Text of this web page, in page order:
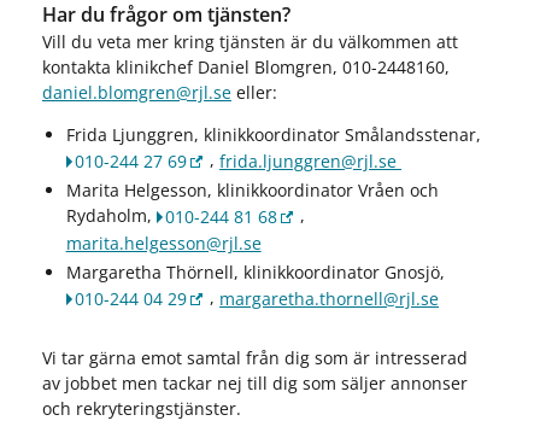
Har du frågor om tjänsten?
Vill du veta mer kring tjänsten är du välkommen att
kontakta klinikchef Daniel Blomgren, 010-2448160,
daniel.blomgren@rjl.seeller:
Frida Ljunggren, klinikkoordinator Smålandsstenar,
010-244 27 69
,frida.ljunggren@rjl.se
Marita Helgesson, klinikkoordinator Vråen och
Rydaholm,
010-244 81 68
,
marita.helgesson@rjl.se
Margaretha Thörnell, klinikkoordinator Gnosjö,
010-244 04 29
, margaretha.thornell@rjl.se
Vi tar gärna emot samtal från dig som är intresserad
av jobbet men tackar nej till dig som säljer annonser
och rekryteringstjänster.